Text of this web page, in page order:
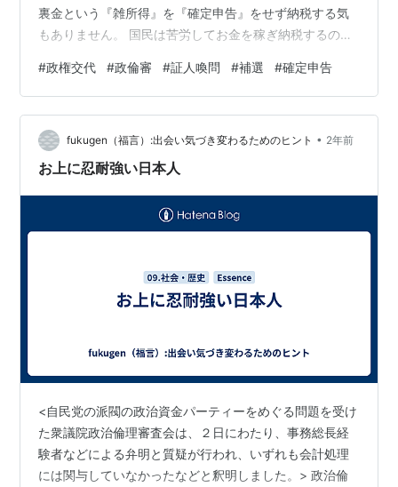
裏金という『雑所得』を『確定申告』をせず納税する気
もありません。 国民は苦労してお金を稼ぎ納税するの
税する。 何なんだ。 野党が『証人喚問』を申請していま
すが、自民党は 「『政倫審』だけという話だったじゃな
いか」 と文句を言っているようですが、あれで国民に納
得してもらったと思っているのでしょうか？ 岸田総理
（党総裁）は、都道府県連幹部を集めた全国幹事長会議
#政権交代 #政倫審 #証人喚問 #補選 #確定申告
fukugen（福言）:出会い気づき変わるためのヒント • 2年前
お上に忍耐強い日本人
<自民党の派閥の政治資金パーティーをめぐる問題を受け
た衆議院政治倫理審査会は、２日にわたり、事務総長経
験者などによる弁明と質疑が行われ、いずれも会計処理
には関与していなかったなどと釈明しました。> 政治倫